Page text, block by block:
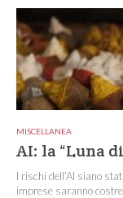
MISCELLANEA
AI: la “Luna
I rischi dell’AI siano
imprese saranno